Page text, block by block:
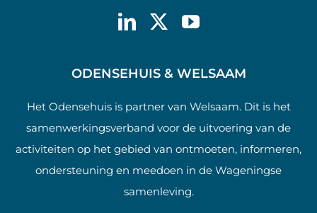
ODENSEHUIS & WELSAAM
Het Odensehuis is partner van Welsaam. Dit is het
samenwerkingsverband voor de uitvoering van de
activiteiten op het gebied van ontmoeten, informeren,
ondersteuning en meedoen in de Wageningse
samenleving.